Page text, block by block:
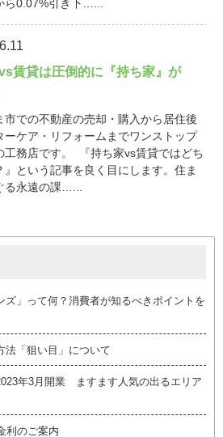
ら0.07%引き下…...
賃貸は圧倒的に『持ち家』が
市での不動産の売却・購入から居住後
ーケア・リフォームまでワンストップ
工務店です。 『持ち家vs賃貸ではどち
』という記事を良く目にします。住ま
る永遠の課…...
ズ」って何？消費者が知るべきポイントを
法「狙い目」について
年3月開業 ますます人気の出るエリア
利のご案内